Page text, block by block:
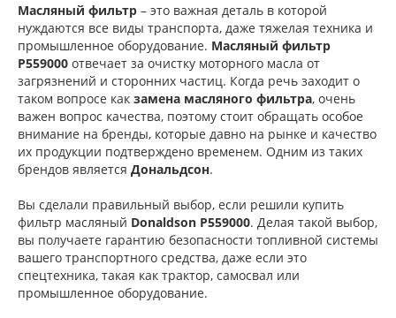
Масляный фильтр – это важная деталь в которой
нуждаются все виды транспорта, даже тяжелая техника и
промышленное оборудование. Масляный фильтр
P559000 отвечает за очистку моторного масла от
загрязнений и сторонних частиц. Когда речь заходит о
таком вопросе как замена масляного фильтра, очень
важен вопрос качества, поэтому стоит обращать особое
внимание на бренды, которые давно на рынке и качество
их продукции подтверждено временем. Одним из таких
брендов является Дональдсон.
Вы сделали правильный выбор, если решили купить
фильтр масляный Donaldson P559000. Делая такой выбор,
вы получаете гарантию безопасности топливной системы
вашего транспортного средства, даже если это
спецтехника, такая как трактор, самосвал или
промышленное оборудование.